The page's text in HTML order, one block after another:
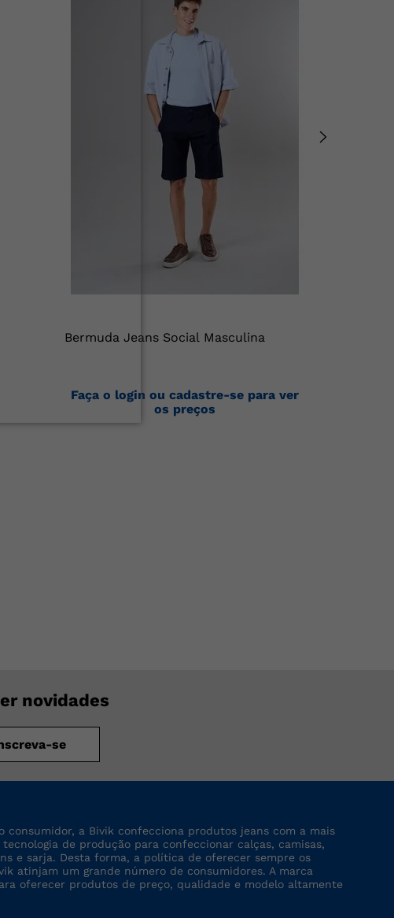
Bermuda Jeans Social Masculina
Faça o login ou cadastre-se para ver
os preços
novidades
se
a Bivik confecciona produtos jeans com a mais
de produção para confeccionar calças, camisas,
e sarja. Desta forma, a política de oferecer sempre os
atinjam um grande número de consumidores. A marca
oferecer produtos de preço, qualidade e modelo altamente